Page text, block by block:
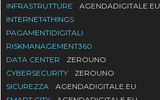
INFRASTRUTTURE
AGENDADIGITALE.EU
INTERNET4THINGS
PAGAMENTIDIGITALI
RISKMANAGEMENT360
DATA CENTER
ZEROUNO
CYBERSECURITY
ZEROUNO
SICUREZZA
AGENDADIGITALE.EU